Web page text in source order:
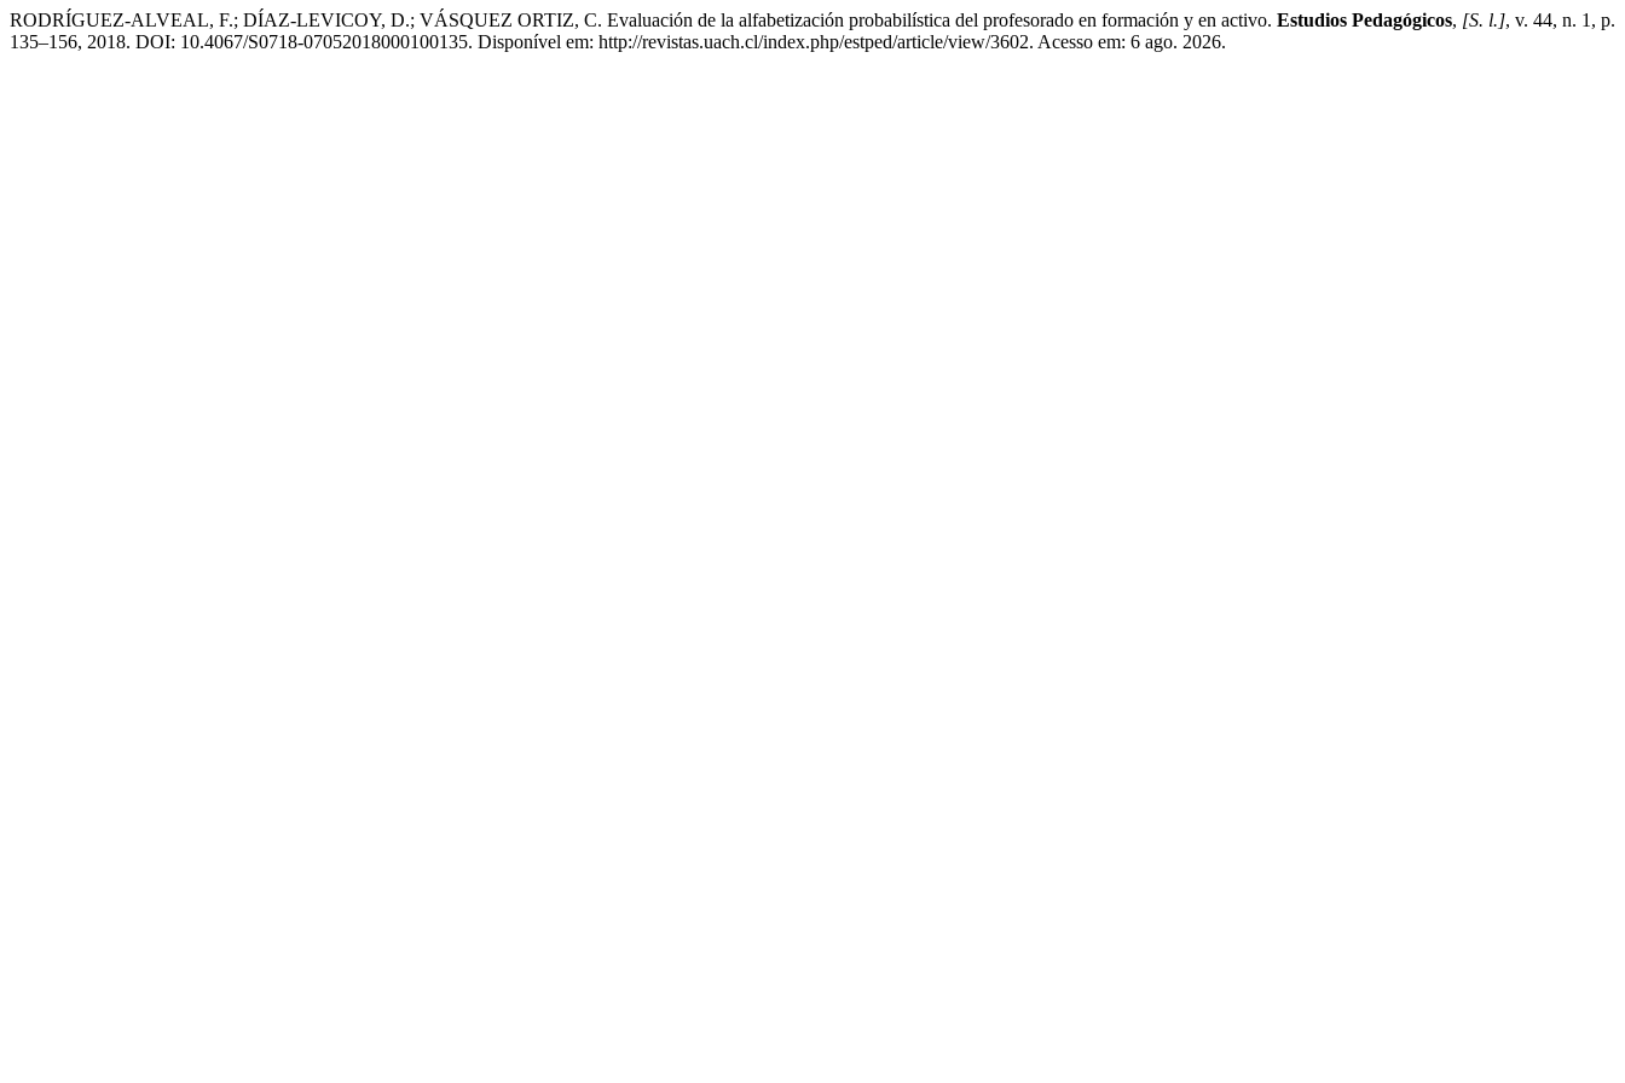
RODRÍGUEZ-ALVEAL, F.; DÍAZ-LEVICOY, D.; VÁSQUEZ ORTIZ, C. Evaluación de la alfabetización probabilística del profesorado en formación y en activo. Estudios Pedagógicos, [S. l.], v. 44, n. 1, p.
135–156, 2018. DOI: 10.4067/S0718-07052018000100135. Disponível em: http://revistas.uach.cl/index.php/estped/article/view/3602. Acesso em: 6 ago. 2026.